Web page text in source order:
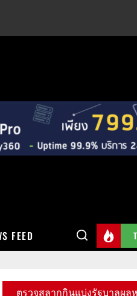
FEED
กเพียบ วันนี้ – 15 กันยายน 2565
ตรวจสลากกินแบ่งรัฐบาลผล